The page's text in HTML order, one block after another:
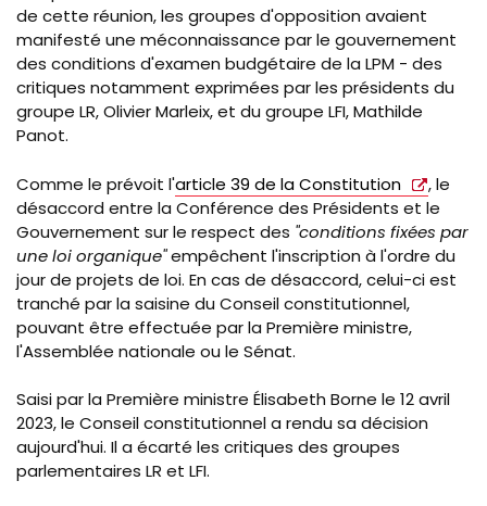
de cette réunion, les groupes d'opposition avaient
manifesté une méconnaissance par le gouvernement
des conditions d'examen budgétaire de la LPM - des
critiques notamment exprimées par les présidents du
groupe LR, Olivier Marleix, et du groupe LFI, Mathilde
Panot.
Comme le prévoit l'article 39 de la Constitution
, le
désaccord entre la Conférence des Présidents et le
Gouvernement sur le respect des "conditions fixées par
une loi organique"empêchent l'inscription à l'ordre du
jour de projets de loi. En cas de désaccord, celui-ci est
tranché par la saisine du Conseil constitutionnel,
pouvant être effectuée par la Première ministre,
l'Assemblée nationale ou le Sénat.
Saisi par la Première ministre Élisabeth Borne le 12 avril
2023, le Conseil constitutionnel a rendu sa décision
aujourd'hui. Il a écarté les critiques des groupes
parlementaires LR et LFI.